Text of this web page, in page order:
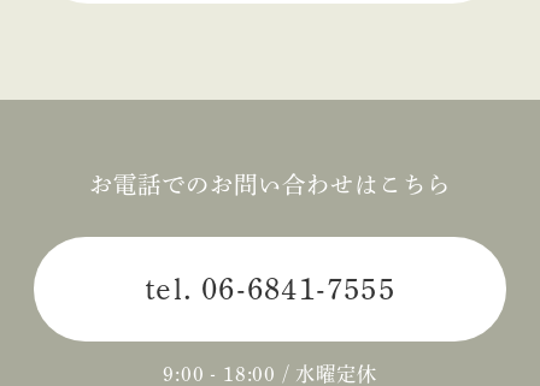
お電話でのお問い合わせはこちら
tel. 06-6841-7555
9:00 - 18:00 / 水曜定休